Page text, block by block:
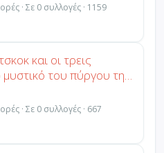
· Σε 0 συλλογές · 1159
και οι τρεις
μυστικό του πύργου της
· Σε 0 συλλογές · 667